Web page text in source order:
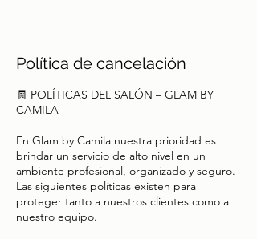
Política de cancelación
🧾 POLÍTICAS DEL SALÓN – GLAM BY
CAMILA
En Glam by Camila nuestra prioridad es
brindar un servicio de alto nivel en un
ambiente profesional, organizado y seguro.
Las siguientes políticas existen para
proteger tanto a nuestros clientes como a
nuestro equipo.